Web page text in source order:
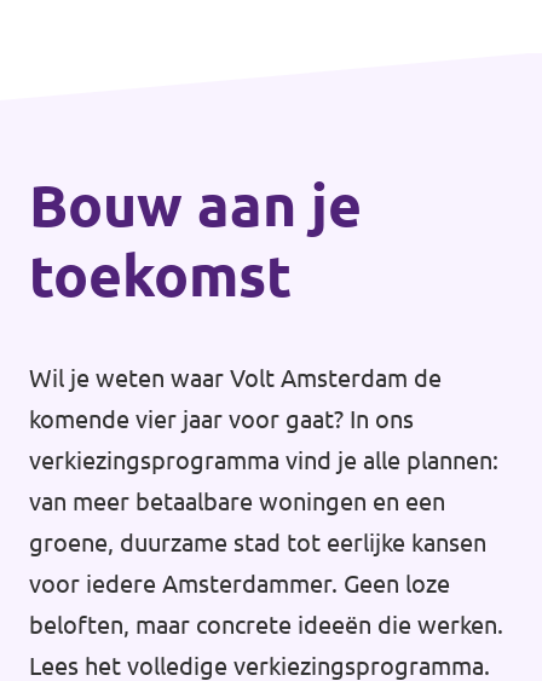
Bouw aan je
toekomst
Wil je weten waar Volt Amsterdam de
komende vier jaar voor gaat? In ons
verkiezingsprogramma vind je alle plannen:
van meer betaalbare woningen en een
groene, duurzame stad tot eerlijke kansen
voor iedere Amsterdammer. Geen loze
beloften, maar concrete ideeën die werken.
Lees het volledige verkiezingsprogramma.